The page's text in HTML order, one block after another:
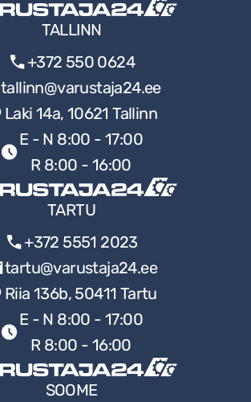
TALLINN
+372 550 0624
tallinn@varustaja24.ee
Laki 14a, 10621 Tallinn
E - N 8:00 - 17:00
R 8:00 - 16:00
TARTU
+372 5551 2023
tartu@varustaja24.ee
Riia 136b, 50411 Tartu
E - N 8:00 - 17:00
R 8:00 - 16:00
SOOME